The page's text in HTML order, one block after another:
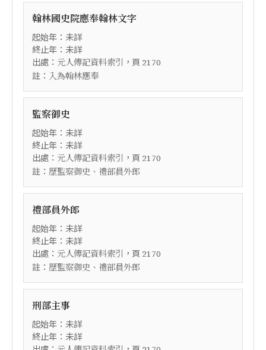
翰林國史院應奉翰林文字
起始年：未詳
終止年：未詳
出處： 元人傳記資料索引 ，頁 2170
註： 入為翰林應奉
監察御史
起始年：未詳
終止年：未詳
出處： 元人傳記資料索引 ，頁 2170
註： 歷監察御史、禮部員外郎
禮部員外郎
起始年：未詳
終止年：未詳
出處： 元人傳記資料索引 ，頁 2170
註： 歷監察御史、禮部員外郎
刑部主事
起始年：未詳
終止年：未詳